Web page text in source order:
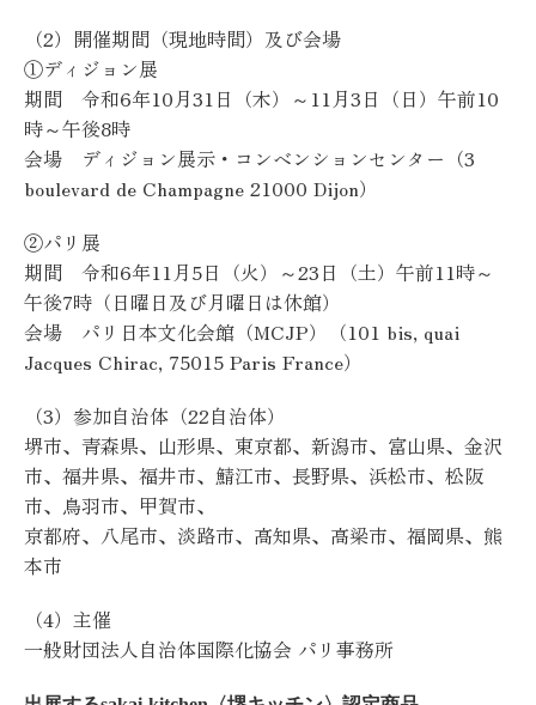
（2）開催期間（現地時間）及び会場
①ディジョン展
期間 令和6年10月31日（木）～11月3日（日）午前10
時～午後8時
会場 ディジョン展示・コンベンションセンター（3
boulevard de Champagne 21000 Dijon）
②パリ展
期間 令和6年11月5日（火）～23日（土）午前11時～
午後7時（日曜日及び月曜日は休館）
会場 パリ日本文化会館（MCJP）（101 bis, quai
Jacques Chirac, 75015 Paris France）
（3）参加自治体（22自治体）
堺市、青森県、山形県、東京都、新潟市、富山県、金沢
市、福井県、福井市、鯖江市、長野県、浜松市、松阪
市、鳥羽市、甲賀市、
京都府、八尾市、淡路市、高知県、高梁市、福岡県、熊
本市
（4）主催
一般財団法人自治体国際化協会 パリ事務所